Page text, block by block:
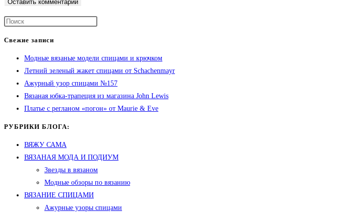
Свежие записи
Модные вязаные модели спицами и крючком
Летний зеленый жакет спицами от Schachenmayr
Ажурный узор спицами №157
Вязаная юбка-трапеция из магазина John Lewis
Платье с регланом «погон» от Maurie & Eve
РУБРИКИ БЛОГА:
ВЯЖУ САМА
ВЯЗАНАЯ МОДА И ПОДИУМ
Звезды в вязаном
Модные обзоры по вязанию
ВЯЗАНИЕ СПИЦАМИ
Ажурные узоры спицами